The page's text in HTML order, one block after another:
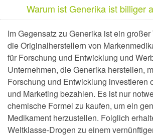
Warum ist Generika ist billiger
Im Gegensatz zu Generika ist ein großer
die Originalherstellern von
für Forschung und Entwicklung und
Unternehmen, die Generika herstellen,
Forschung und Entwicklung investieren
und Marketing bezahlen. Es ist nur
chemische Formel zu kaufen, um ein
Medikament herzustellen. Folglich
Weltklasse-Drogen zu einem